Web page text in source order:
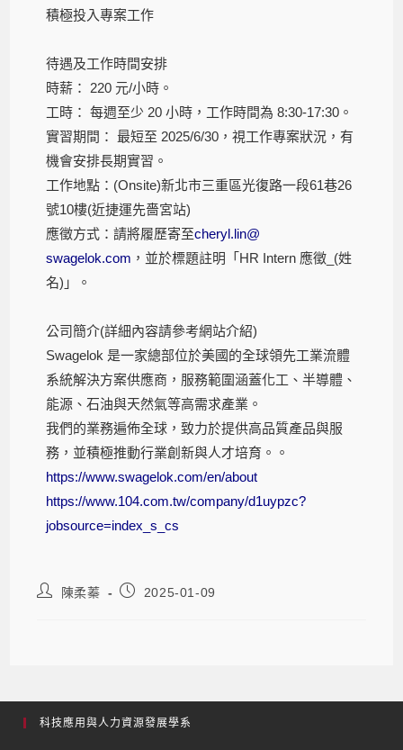
積極投入專案工作
待遇及工作時間安排
時薪：
220元/小時。
工時： 每週至少 20小時，工作時間為 8:30-17:30 。
實習期間： 最短至 2025/6/30 ，視工作專案狀況，有
機會安排長期實習。
工作地點： (Onsite)新北市三重區光復路一段61巷26
號10樓(近捷運先嗇宮站)
應徵方式：請將履歷寄至cheryl.lin@
swagelok.com ，並於標題註明「 HR Intern 應徵 _(姓
名) 」。
公司簡介(詳細內容請參考網站介紹)
Swagelok是一家總部位於美國的全球領先工業流體
系統解決方案供應商， 服務範圍涵蓋化工、半導體、
能源、石油與天然氣等高需求產業。
我們的業務遍佈全球，致力於提供高品質產品與服
務， 並積極推動行業創新與人才培育。。
https://www.swagelok.com/en/about
https://www.104.com.tw/company/d1uypzc?
jobsource=index_s_cs
陳柔蓁 2025-01-09
科技應用與人力資源發展學系